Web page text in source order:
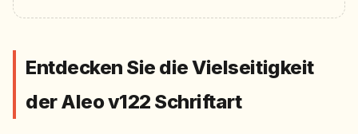
Entdecken Sie die Vielseitigkeit
der Aleo v122 Schriftart